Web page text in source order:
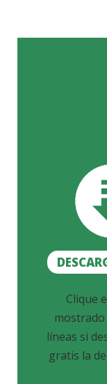
Clique
líneas si
gratis la